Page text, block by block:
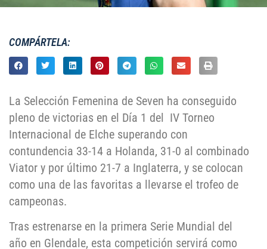
COMPÁRTELA:
La Selección Femenina de Seven ha conseguido
pleno de victorias en el Día 1 del IV Torneo
Internacional de Elche superando con
contundencia 33-14 a Holanda, 31-0 al combinado
Viator y por último 21-7 a Inglaterra, y se colocan
como una de las favoritas a llevarse el trofeo de
campeonas.
Tras estrenarse en la primera Serie Mundial del
año en Glendale, esta competición servirá como